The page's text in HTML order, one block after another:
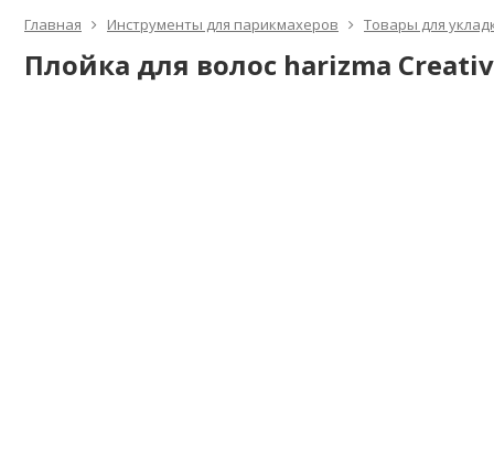
Главная Инструменты для парикмахеров Товары для
Плойка для волос harizma